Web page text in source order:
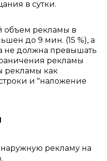
в сутки.
объем рекламы в
до 9 мин. (15 %), а
не должна превышать
рекламы
рекламы как
и "наложение
рекламу на